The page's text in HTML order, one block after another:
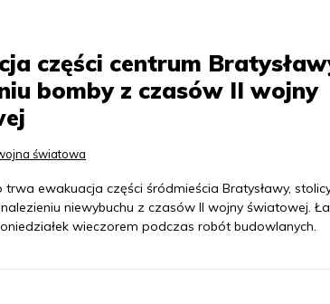
części centrum
bomby z czasów II wojny
światowa
ewakuacja części śródmieścia Bratysławy,
niewybuchu z czasów II wojny światowej.
wieczorem podczas robót budowlanych.